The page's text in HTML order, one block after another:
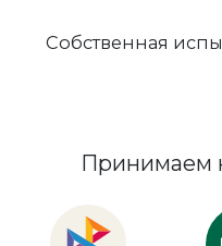
Собственная
Принимаем